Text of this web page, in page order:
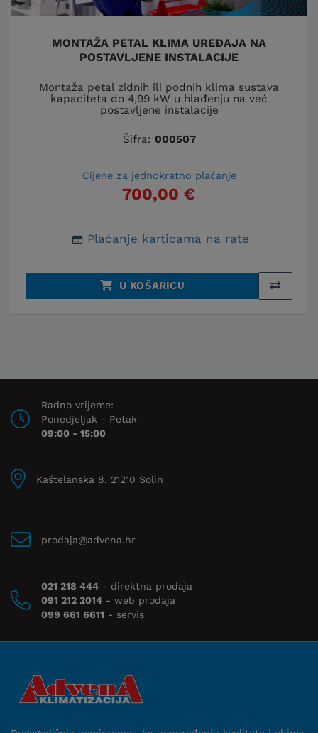
MONTAŽA PETAL KLIMA UREĐAJA NA
POSTAVLJENE INSTALACIJE
Montaža petal zidnih ili podnih klima sustava
kapaciteta do 4,99 kW u hlađenju na već
postavljene instalacije
Šifra: 000507
Cijene za jednokratno plaćanje
700,00 €
Plaćanje karticama na rate
U KOŠARICU
Radno vrijeme:
Ponedjeljak - Petak
09:00 - 15:00
Kaštelanska 8, 21210 Solin
prodaja@advena.hr
021 218 444 - direktna prodaja
091 212 2014 - web prodaja
099 661 6611 - servis